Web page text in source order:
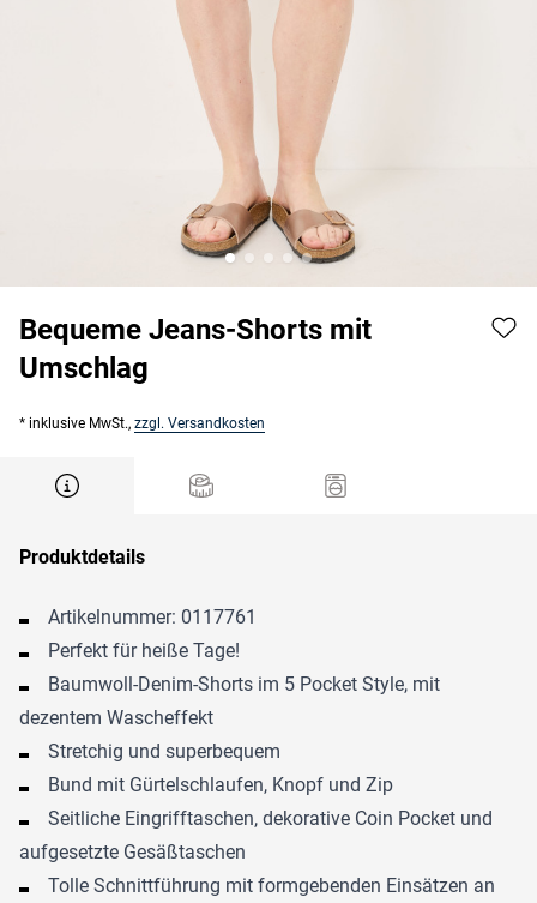
Bequeme Jeans-Shorts mit
Umschlag
* inklusive MwSt., zzgl. Versandkosten
Produktdetails
Artikelnummer: 0117761
Perfekt für heiße Tage!
Baumwoll-Denim-Shorts im 5 Pocket Style, mit
dezentem Wascheffekt
Stretchig und superbequem
Bund mit Gürtelschlaufen, Knopf und Zip
Seitliche Eingrifftaschen, dekorative Coin Pocket und
aufgesetzte Gesäßtaschen
Tolle Schnittführung mit formgebenden Einsätzen an